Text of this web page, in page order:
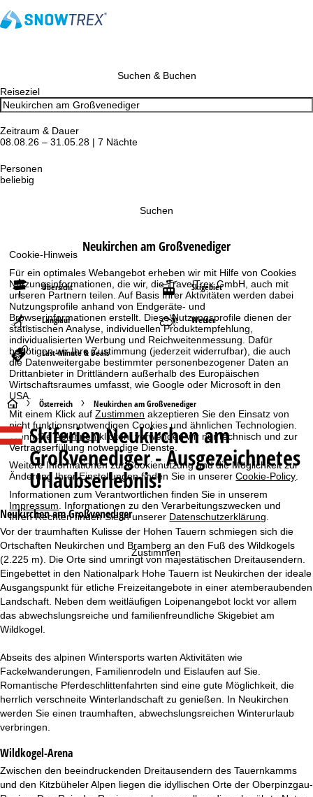
Cookie-Hinweis
Für ein optimales Webangebot erheben wir mit Hilfe von Cookies
Nutzungsinformationen, die wir, die TravelTrex GmbH, auch mit
unseren Partnern teilen. Auf Basis Ihrer Aktivitäten werden dabei
Nutzungsprofile anhand von Endgeräte- und
Browserinformationen erstellt. Diese Nutzungsprofile dienen der
statistischen Analyse, individuellen Produktempfehlung,
individualisierten Werbung und Reichweitenmessung. Dafür
benötigen wir Ihre Zustimmung (jederzeit widerrufbar), die auch
die Datenweitergabe bestimmter personenbezogener Daten an
Drittanbieter in Drittländern außerhalb des Europäischen
Wirtschaftsraumes umfasst, wie Google oder Microsoft in den
USA.
Mit einem Klick aufZustimmen akzeptieren Sie den Einsatz von
nicht funktionsnotwendigen Cookies und ähnlichen Technologien.
Wenn SieAblehnenklicken, verwenden wir nur technisch und zur
Vertragserfüllung notwendige Dienste.
Weitere Informationen zur Cookienutzung und die Möglichkeit zur
Änderung Ihrer Einstellungen finden Sie in unsererCookie-Policy
Informationen zum Verantwortlichen finden Sie in unserem
Impressum . Informationen zu den Verarbeitungszwecken und
Ihren Rechten finden Sie in unserer Datenschutzerklärung
Zustimmen
Suchen & Buchen
Reiseziel
Zeitraum & Dauer
08.08.26 – 31.05.28 | 7 Nächte
Personen
beliebig
Suchen
Neukirchen am Großvenediger
Übersicht Skigebiet
Langlauf Wetter
Last-Minute & Deals
S
t
a
r
t
s
e
i
t
e
Österreich Neukirchen am Großvenediger
SkiferienNeukirchen am
Großvenediger - Ausgezeichnetes
Urlaubserlebnis!
Neukirchen am Großvenediger
Vor der traumhaften Kulisse der Hohen Tauern schmiegen sich die
Ortschaften Neukirchen und Bramberg an den Fuß des Wildkogels
(2.225 m). Die Orte sind umringt von majestätischen Dreitausendern.
Eingebettet in den Nationalpark Hohe Tauern ist Neukirchen der ideale
Ausgangspunkt für etliche Freizeitangebote in einer atemberaubenden
Landschaft. Neben dem weitläufigen Loipenangebot lockt vor allem
das abwechslungsreiche und familienfreundliche Skigebiet am
Wildkogel.
Abseits des alpinen Wintersports warten Aktivitäten wie
Fackelwanderungen, Familienrodeln und Eislaufen auf Sie.
Romantische Pferdeschlittenfahrten sind eine gute Möglichkeit, die
herrlich verschneite Winterlandschaft zu genießen. In Neukirchen
werden Sie einen traumhaften, abwechslungsreichen Winterurlaub
verbringen.
Wildkogel-Arena
Zwischen den beeindruckenden Dreitausendern des Tauernkamms
und den Kitzbüheler Alpen liegen die idyllischen Orte der Oberpinzgau-